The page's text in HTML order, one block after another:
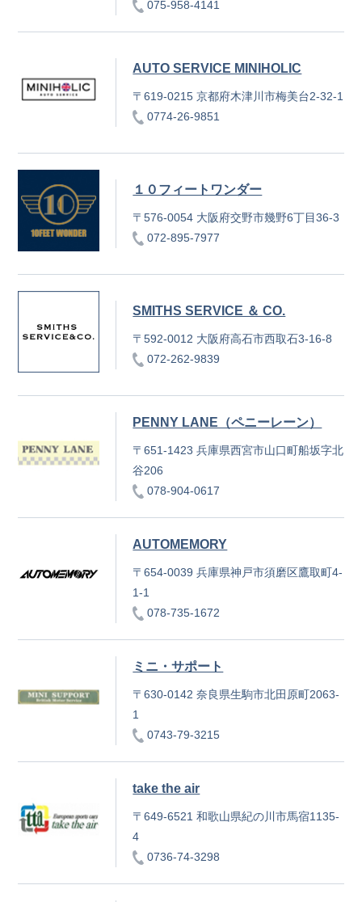
075-958-4141
AUTO SERVICE MINIHOLIC
〒619-0215 京都府木津川市梅美台2-32-1
0774-26-9851
１０フィートワンダー
〒576-0054 大阪府交野市幾野6丁目36-3
072-895-7977
SMITHS SERVICE ＆ CO.
〒592-0012 大阪府高石市西取石3-16-8
072-262-9839
PENNY LANE（ペニーレーン）
〒651-1423 兵庫県西宮市山口町船坂字北
谷206
078-904-0617
AUTOMEMORY
〒654-0039 兵庫県神戸市須磨区鷹取町4-
1-1
078-735-1672
ミニ・サポート
〒630-0142 奈良県生駒市北田原町2063-
1
0743-79-3215
take the air
〒649-6521 和歌山県紀の川市馬宿1135-
4
0736-74-3298